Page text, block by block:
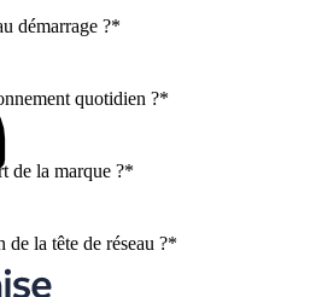
démarrage ?*
quotidien ?*
de la marque ?*
de la tête de réseau ?*